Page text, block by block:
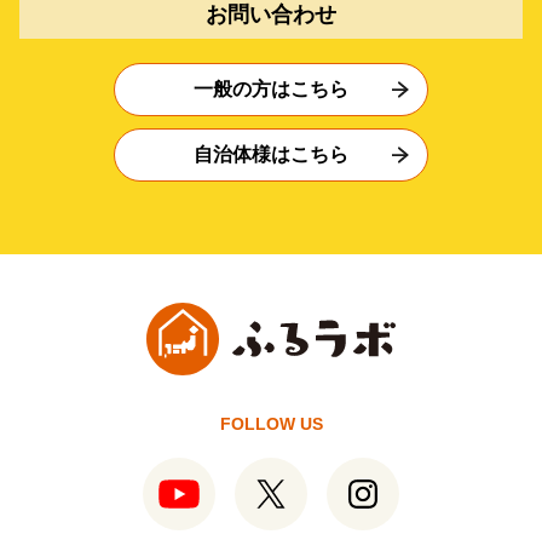
お問い合わせ
一般の方はこちら
自治体様はこちら
FOLLOW US